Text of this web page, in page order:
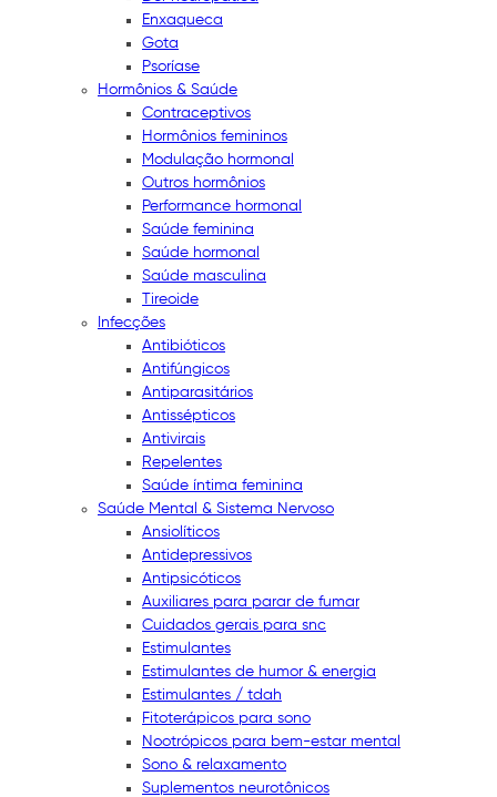
Enxaqueca
Gota
Psoríase
Hormônios & Saúde
Contraceptivos
Hormônios femininos
Modulação hormonal
Outros hormônios
Performance hormonal
Saúde feminina
Saúde hormonal
Saúde masculina
Tireoide
Infecções
Antibióticos
Antifúngicos
Antiparasitários
Antissépticos
Antivirais
Repelentes
Saúde íntima feminina
Saúde Mental & Sistema Nervoso
Ansiolíticos
Antidepressivos
Antipsicóticos
Auxiliares para parar de fumar
Cuidados gerais para snc
Estimulantes
Estimulantes de humor & energia
Estimulantes / tdah
Fitoterápicos para sono
Nootrópicos para bem-estar mental
Sono & relaxamento
Suplementos neurotônicos